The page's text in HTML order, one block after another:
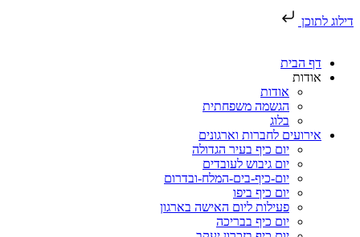
דילוג לתוכן
דף הבית
אודות
אודות
הגשמה משפחתית
בלוג
אירועים לחברות וארגונים
יום כיף בעיר הגדולה
יום גיבוש לעובדים
יום-כיף-בים-המלח-ובדרום
יום כיף ביפו
פעילות ליום האישה בארגון
יום כיף בבריכה